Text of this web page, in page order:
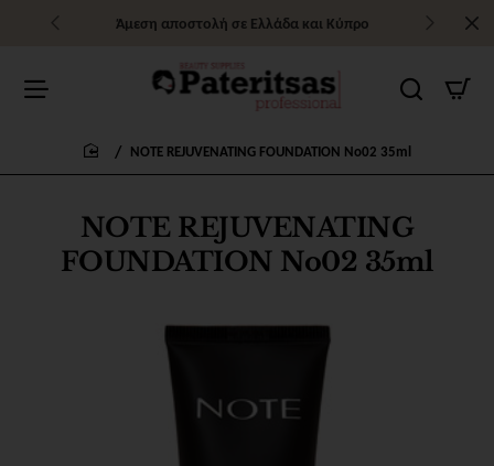
Άμεση αποστολή σε Ελλάδα και Κύπρο
NOTE REJUVENATING
FOUNDATION No02 35ml
NOTE REJUVENATING FOUNDATION No02 35ml